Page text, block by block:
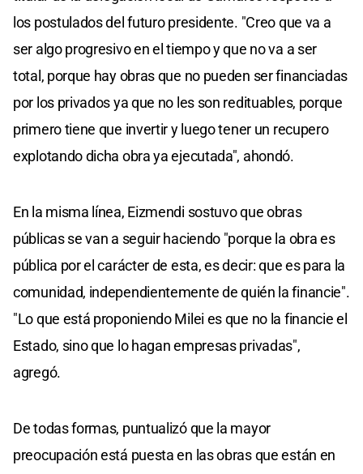
los postulados del futuro presidente. "Creo que va a
ser algo progresivo en el tiempo y que no va a ser
total, porque hay obras que no pueden ser financiadas
por los privados ya que no les son redituables, porque
primero tiene que invertir y luego tener un recupero
explotando dicha obra ya ejecutada", ahondó.
En la misma línea, Eizmendi sostuvo que obras
públicas se van a seguir haciendo "porque la obra es
pública por el carácter de esta, es decir: que es para la
comunidad, independientemente de quién la financie".
"Lo que está proponiendo Milei es que no la financie el
Estado, sino que lo hagan empresas privadas",
agregó.
De todas formas, puntualizó que la mayor
preocupación está puesta en las obras que están en